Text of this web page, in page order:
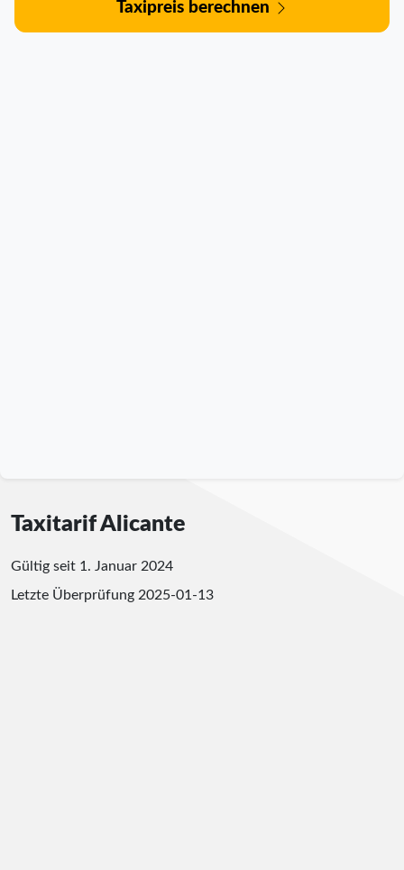
Taxipreis berechnen
Taxitarif Alicante
Gültig seit 1. Januar 2024
Letzte Überprüfung 2025-01-13